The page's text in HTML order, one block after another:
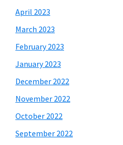
April 2023
March 2023
February 2023
January 2023
December 2022
November 2022
October 2022
September 2022